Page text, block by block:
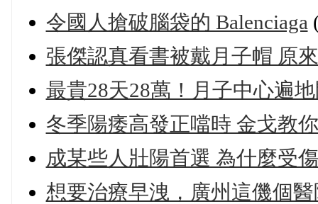
令國人搶破腦袋的 Balenciaga
張傑認真看書被戴月子帽 原
最貴28天28萬！月子中心遍
冬季陽痿高發正噹時 金戈教
成某些人壯陽首選 為什麼受
想要治療早洩，廣州這僟個